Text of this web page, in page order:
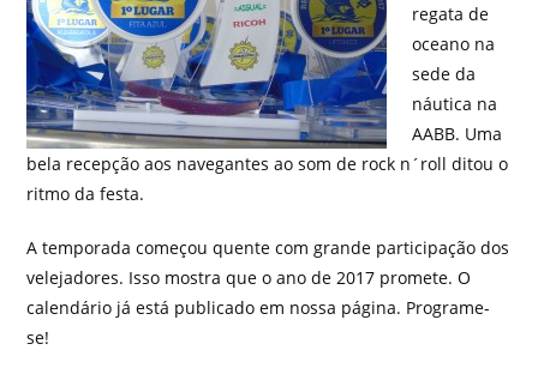
regata de
oceano na
sede da
náutica na
AABB. Uma
bela recepção aos navegantes ao som de rock n´roll ditou o
ritmo da festa.
A temporada começou quente com grande participação dos
velejadores. Isso mostra que o ano de 2017 promete. O
calendário já está publicado em nossa página. Programe-
se!